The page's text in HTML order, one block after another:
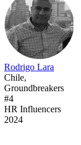
Rodrigo Lara
Chile,
Groundbreakers
#4
HR Influencers
2024